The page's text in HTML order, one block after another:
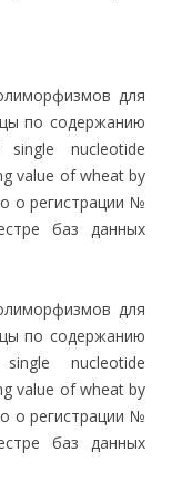
для
по содержанию
nucleotide
value of wheat by
о регистрации №
баз данных
для
по содержанию
nucleotide
value of wheat by
о регистрации №
баз данных